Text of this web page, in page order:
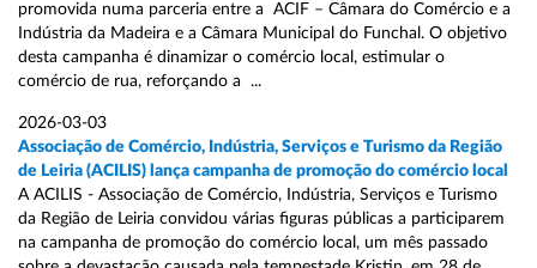
promovida numa parceria entre a ACIF – Câmara do Comércio e a
Indústria da Madeira e a Câmara Municipal do Funchal. O objetivo
desta campanha é dinamizar o comércio local, estimular o
comércio de rua, reforçando a ...
2026-03-03
Associação de Comércio, Indústria, Serviços e Turismo da Região
de Leiria (ACILIS) lança campanha de promoção do comércio local
A ACILIS - Associação de Comércio, Indústria, Serviços e Turismo
da Região de Leiria convidou várias figuras públicas a participarem
na campanha de promoção do comércio local, um mês passado